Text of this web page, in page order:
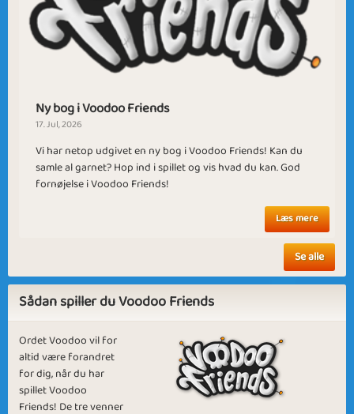
Find the Key Friends 4 Ever
Weird Friends
New Friends
Scary Time Ghost Hunting
Ny bog i Voodoo Friends
17. Jul, 2026
Vi har netop udgivet en ny bog i Voodoo Friends! Kan du
samle al garnet? Hop ind i spillet og vis hvad du kan. God
fornøjelse i Voodoo Friends!
Læs mere
Se alle
Sådan spiller du Voodoo Friends
Ordet Voodoo vil for
altid være forandret
for dig, når du har
spillet Voodoo
Friends! De tre venner